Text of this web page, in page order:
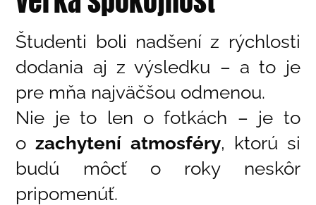
Študenti boli nadšení z rýchlosti
dodania aj z výsledku – a to je
pre mňa najväčšou odmenou.
Nie je to len o fotkách – je to
ozachytení atmosféry, ktorú si
budú môcť o roky neskôr
pripomenúť.